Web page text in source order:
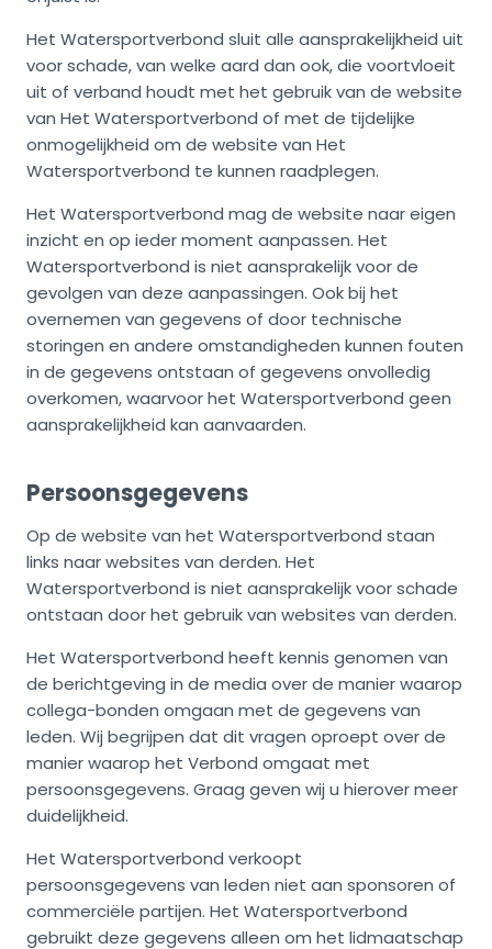
Het Watersportverbond sluit alle aansprakelijkheid uit
voor schade, van welke aard dan ook, die voortvloeit
uit of verband houdt met het gebruik van de website
van Het Watersportverbond of met de tijdelijke
onmogelijkheid om de website van Het
Watersportverbond te kunnen raadplegen.
Het Watersportverbond mag de website naar eigen
inzicht en op ieder moment aanpassen. Het
Watersportverbond is niet aansprakelijk voor de
gevolgen van deze aanpassingen. Ook bij het
overnemen van gegevens of door technische
storingen en andere omstandigheden kunnen fouten
in de gegevens ontstaan of gegevens onvolledig
overkomen, waarvoor het Watersportverbond geen
aansprakelijkheid kan aanvaarden.
Persoonsgegevens
Op de website van het Watersportverbond staan
links naar websites van derden. Het
Watersportverbond is niet aansprakelijk voor schade
ontstaan door het gebruik van websites van derden.
Het Watersportverbond heeft kennis genomen van
de berichtgeving in de media over de manier waarop
collega-bonden omgaan met de gegevens van
leden. Wij begrijpen dat dit vragen oproept over de
manier waarop het Verbond omgaat met
persoonsgegevens. Graag geven wij u hierover meer
duidelijkheid.
Het Watersportverbond verkoopt
persoonsgegevens van leden niet aan sponsoren of
commerciële partijen. Het Watersportverbond
gebruikt deze gegevens alleen om het lidmaatschap